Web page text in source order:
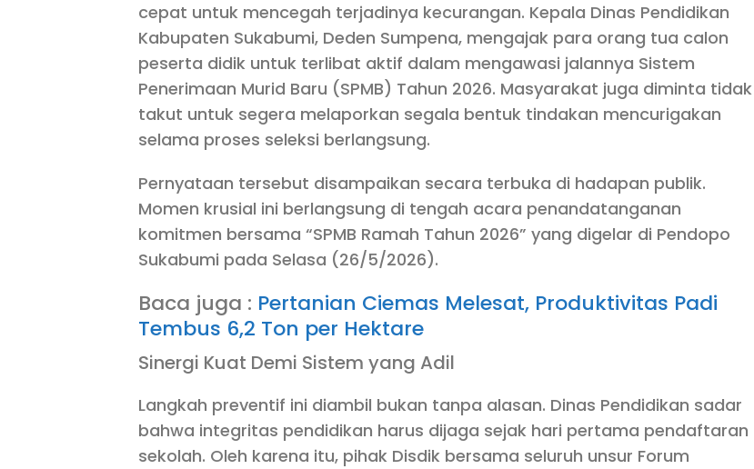
cepat untuk mencegah terjadinya kecurangan. Kepala Dinas Pendidikan
Kabupaten Sukabumi, Deden Sumpena, mengajak para orang tua calon
peserta didik untuk terlibat aktif dalam mengawasi jalannya Sistem
Penerimaan Murid Baru (SPMB) Tahun 2026. Masyarakat juga diminta tidak
takut untuk segera melaporkan segala bentuk tindakan mencurigakan
selama proses seleksi berlangsung.
Pernyataan tersebut disampaikan secara terbuka di hadapan publik.
Momen krusial ini berlangsung di tengah acara penandatanganan
komitmen bersama “SPMB Ramah Tahun 2026” yang digelar di Pendopo
Sukabumi pada Selasa (26/5/2026).
Baca juga : Pertanian Ciemas Melesat, Produktivitas Padi
Tembus 6,2 Ton per Hektare
Sinergi Kuat Demi Sistem yang Adil
Langkah preventif ini diambil bukan tanpa alasan. Dinas Pendidikan sadar
bahwa integritas pendidikan harus dijaga sejak hari pertama pendaftaran
sekolah. Oleh karena itu, pihak Disdik bersama seluruh unsur Forum